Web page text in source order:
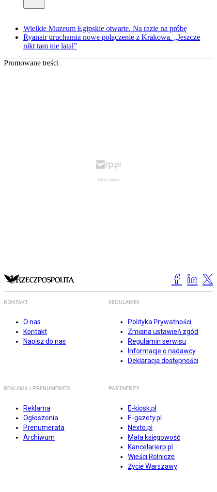
Wielkie Muzeum Egipskie otwarte. Na razie na próbę
Ryanair uruchamia nowe połączenie z Krakowa. „Jeszcze
nikt tam nie latał”
Promowane treści
KONTAKT
O nas
Kontakt
Napisz do nas
REGULAMIN
Polityka Prywatności
Zmiana ustawień zgód
Regulamin serwisu
Informacje o nadawcy
Deklaracja dostępności
REKLAMA I PRENUMERATA
Reklama
Ogłoszenia
Prenumerata
Archiwum
PARTNERZY
E-kiosk.pl
E-gazety.pl
Nexto.pl
Mała księgowość
Kancelarierp.pl
Wieści Rolnicze
Życie Warszawy